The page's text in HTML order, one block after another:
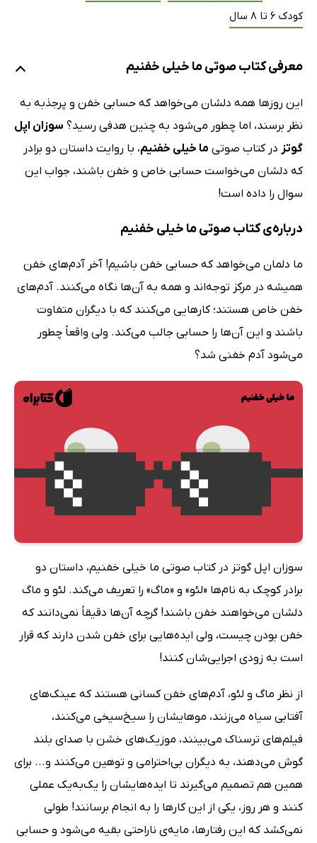
کودک 6 تا 8 سال
معرفی کتاب صوتی ما خیلی خفنیم
این روزها همه دلشان می‌خواهد که حسابی خفن و پرجذبه به
نظر برسند، اما چطور می‌شود به چنین هدفی رسید؟ سوزان اپل
گوتز در کتاب صوتی ما خیلی خفنیم، با روایت داستان دو برادر
که دلشان می‌خواست حسابی خاص و خفن باشند،‌ جواب این
سوال را داده است!
درباره‌ی کتاب صوتی ما خیلی خفنیم
ما دلمان می‌خواهد که حسابی خفن باشیم! آخر آدم‌های خفن
همیشه در مرکز توجه‌اند و همه به آن‌ها نگاه می‌کنند. آدم‌های
خفن خاص هستند؛ کارهایی می‌کنند که با دیگران متفاوت
باشند و این آن‌ها را حسابی جالب می‌کند. ولی واقعاً چطور
می‌شود آدم خفنی شد؟
سوزان اپل گوتز در کتاب صوتی ما خیلی خفنیم، داستان دو
برادر کوچک به نام‌ها «لئو» و «ماگ» را تعریف می‌کند. لئو و ماگ
دلشان می‌خواهند خفن باشند! گرچه آن‌ها دقیقاً نمی‌دانند که
خفن بودن چیست، ولی ایده‌هایی برای خفن شدن دارند که قرار
است به زودی اجرایی‌شان کنند!
از نظر ماگ و لئو، آدم‌های خفن کسانی هستند که عینک‌های
آفتابی سیاه می‌زنند، موهایشان را سیخ‌سیخی می‌کنند،
فیلم‌های ترسناک می‌بینند، موزیک‌های خشن با صدای بلند
گوش می‌دهند، به دیگران بی‌احترامی و توهین می‌کنند و... برای
همین هم تصمیم می‌گیرند تا ایده‌هایشان را یک‌به‌یک عملی
کنند و هر روز، یکی از این کارها را به انجام برسانند! طولی
نمی‌کشد که این رفتارها، مایه‌ی ناراحتی بقیه می‌شود و حسابی